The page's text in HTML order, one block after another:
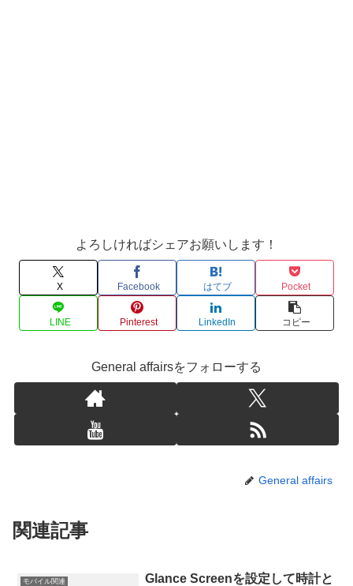
よろしければシェアお願いします！
X Facebook はてブ Pocket
LINE Pinterest LinkedIn コピー
General affairsをフォローする
General affairs
関連記事
モバイル関連
Glance Screenを設定して時計と